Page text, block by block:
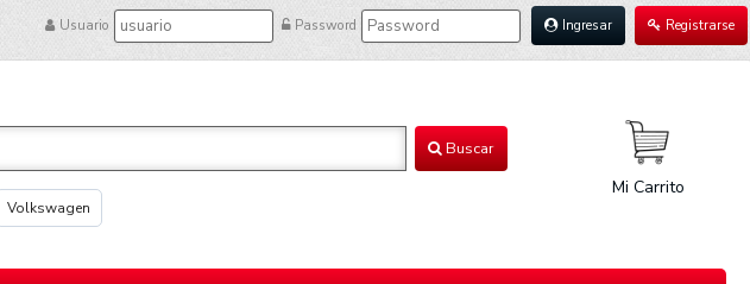
Usuario Password Ingresar Registrarse
Buscar
Volkswagen
Mi Carrito